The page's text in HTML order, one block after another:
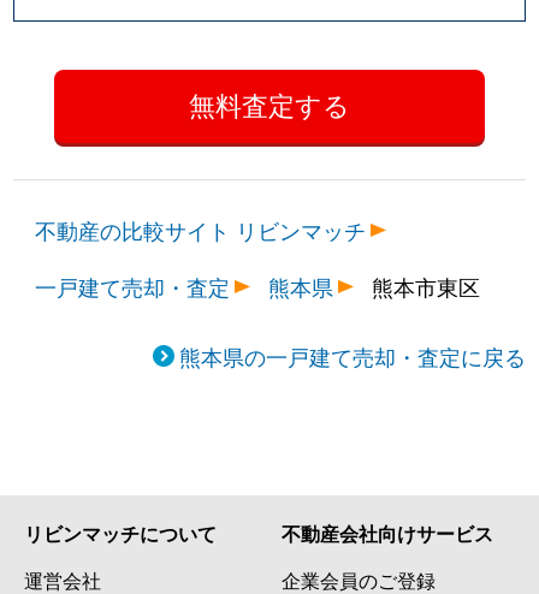
不動産の比較サイト リビンマッチ
一戸建て売却・査定
熊本県 熊本市東区
熊本県の一戸建て売却・査定に戻る
リビンマッチについて
運営会社
不動産会社向けサービス
企業会員のご登録